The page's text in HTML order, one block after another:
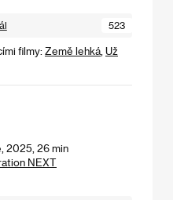
523
filmy: Země lehká Už
2025, 26 min
NEXT